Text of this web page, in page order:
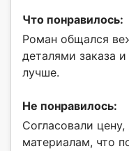
Что понравилось:
Роман общался
деталями заказа
лучше.
Не понравилось:
Согласовали
материалам, что